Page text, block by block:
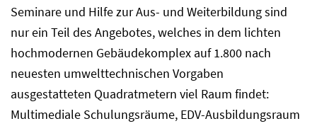
Seminare und Hilfe zur Aus- und Weiterbildung sind
nur ein Teil des Angebotes, welches in dem lichten
hochmodernen Gebäudekomplex auf 1.800 nach
neuesten umwelttechnischen Vorgaben
ausgestatteten Quadratmetern viel Raum findet:
Multimediale Schulungsräume, EDV-Ausbildungsraum